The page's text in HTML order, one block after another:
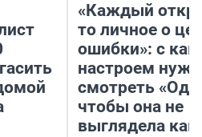
«Каждый
то личное о
ошибки»: с
настроем
смотреть
чтобы она не
выглядела как